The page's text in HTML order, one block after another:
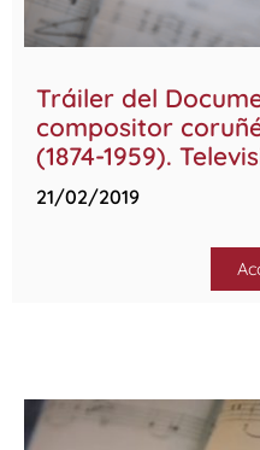
Tráiler del
compositor
(1874-1959).
21/02/2019